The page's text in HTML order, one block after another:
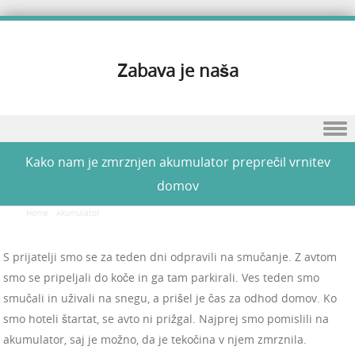
Zabava je naša
Kako nam je zmrznjen akumulator preprečil vrnitev
domov
Home Akumulator
S prijatelji smo se za teden dni odpravili na smučanje. Z avtom
smo se pripeljali do koče in ga tam parkirali. Ves teden smo
smučali in uživali na snegu, a prišel je čas za odhod domov. Ko
smo hoteli štartat, se avto ni prižgal. Najprej smo pomislili na
akumulator, saj je možno, da je tekočina v njem zmrznila.